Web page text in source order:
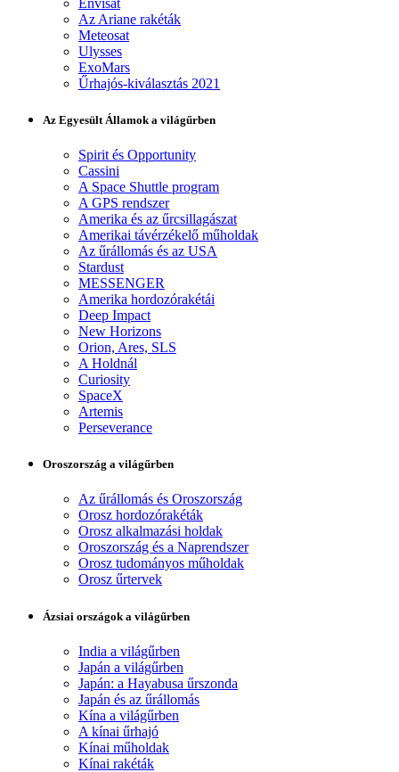
Az Ariane rakéták
Meteosat
Ulysses
ExoMars
Űrhajós-kiválasztás 2021
Az Egyesült Államok a világűrben
Spirit és Opportunity
Cassini
A Space Shuttle program
A GPS rendszer
Amerika és az űrcsillagászat
Amerikai távérzékelő műholdak
Az űrállomás és az USA
Stardust
MESSENGER
Amerika hordozórakétái
Deep Impact
New Horizons
Orion, Ares, SLS
A Holdnál
Curiosity
SpaceX
Artemis
Perseverance
Oroszország a világűrben
Az űrállomás és Oroszország
Orosz hordozórakéták
Orosz alkalmazási holdak
Oroszország és a Naprendszer
Orosz tudományos műholdak
Orosz űrtervek
Ázsiai országok a világűrben
India a világűrben
Japán a világűrben
Japán: a Hayabusa űrszonda
Japán és az űrállomás
Kína a világűrben
A kínai űrhajó
Kínai műholdak
Kínai rakéták